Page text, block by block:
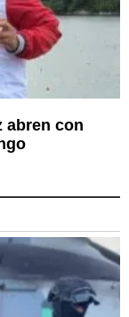
abren con